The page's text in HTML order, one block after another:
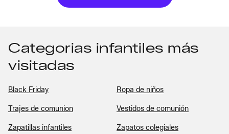
Categorias infantiles más
visitadas
Black Friday Ropa de niños
Trajes de comunion Vestidos de comunión
Zapatillas infantiles Zapatos colegiales